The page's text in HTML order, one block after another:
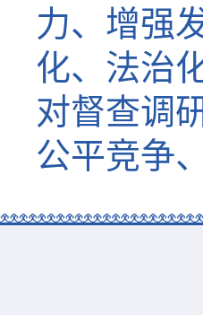
力、增强
化、法治
对督查调
公平竞争